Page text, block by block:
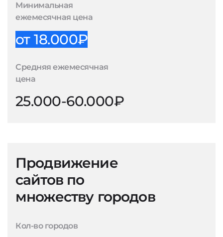
Минимальная
ежемесячная цена
от 18.000₽
Средняя ежемесячная
цена
25.000-60.000₽
Продвижение
сайтов по
множеству городов
Кол-во городов